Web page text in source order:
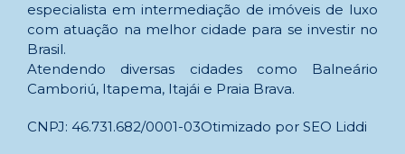
especialista em intermediação de imóveis de luxo
com atuação na melhor cidade para se investir no
Brasil.
Atendendo diversas cidades como Balneário
Camboriú, Itapema, Itajái e Praia Brava.
CNPJ: 46.731.682/0001-03Otimizado por SEO Liddi